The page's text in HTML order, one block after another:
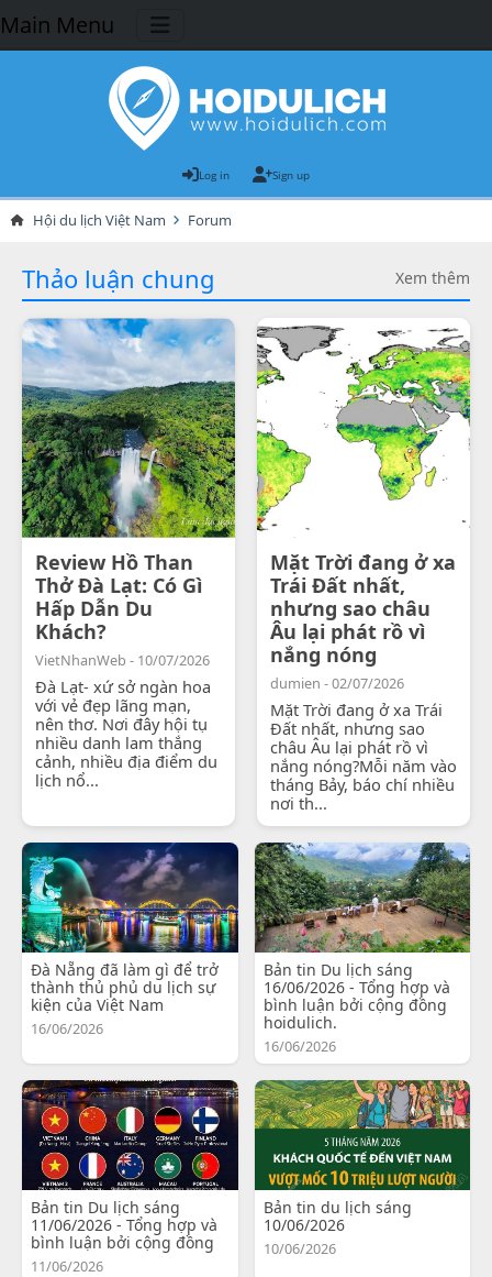
Main Menu
Log in Sign up
Hội du lịch Việt Nam Forum
Thảo luận chung Xem thêm
Review Hồ Than
Thở Đà Lạt: Có Gì
Hấp Dẫn Du
Khách?
VietNhanWeb - 10/07/2026
Đà Lạt- xứ sở ngàn hoa
với vẻ đẹp lãng mạn,
nên thơ. Nơi đây hội tụ
nhiều danh lam thắng
cảnh, nhiều địa điểm du
lịch nổ...
Mặt Trời đang ở xa
Trái Đất nhất,
nhưng sao châu
Âu lại phát rồ vì
nắng nóng
dumien - 02/07/2026
Mặt Trời đang ở xa Trái
Đất nhất, nhưng sao
châu Âu lại phát rồ vì
nắng nóng?Mỗi năm vào
tháng Bảy, báo chí nhiều
nơi th...
Đà Nẵng đã làm gì để trở
thành thủ phủ du lịch sự
kiện của Việt Nam
16/06/2026
Bản tin Du lịch sáng
16/06/2026 - Tổng hợp và
bình luận bởi cộng đồng
hoidulich.
16/06/2026
Bản tin Du lịch sáng
11/06/2026 - Tổng hợp và
bình luận bởi cộng đồng
11/06/2026
Bản tin du lịch sáng
10/06/2026
10/06/2026